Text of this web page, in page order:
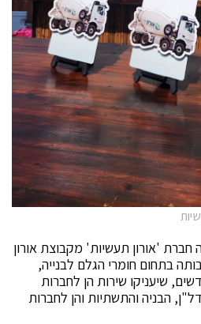
'אורון תעשיות' מקבוצת אורון
בתחום חומרי הגלם לבנייה,
שיעניקו שירות הן לחברות
הבניה והתשתיות והן לחברות